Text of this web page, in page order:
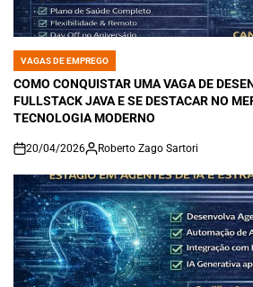
POSTED
IN
VAGAS DE EMPREGO
COMO CONQUISTAR UMA VAGA DE
FULLSTACK JAVA E SE DESTACAR NO
TECNOLOGIA MODERNO
on
20/04/2026 Roberto Zago Sartori